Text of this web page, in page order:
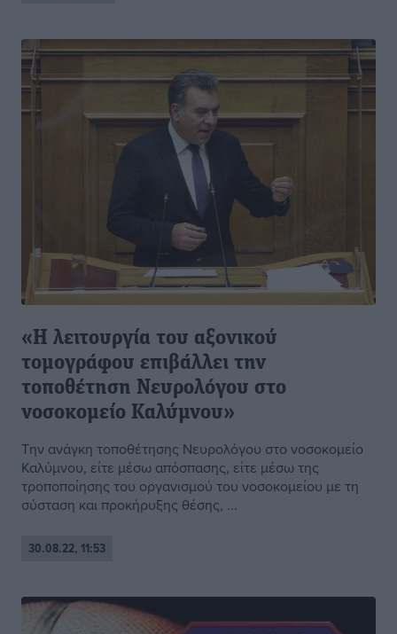
«Η λειτουργία του αξονικού
τομογράφου επιβάλλει την
τοποθέτηση Νευρολόγου στο
νοσοκομείο Καλύμνου»
Την ανάγκη τοποθέτησης Νευρολόγου στο νοσοκομείο
Καλύμνου, είτε μέσω απόσπασης, είτε μέσω της
τροποποίησης του οργανισμού του νοσοκομείου με τη
σύσταση και προκήρυξης θέσης, ...
30.08.22, 11:53